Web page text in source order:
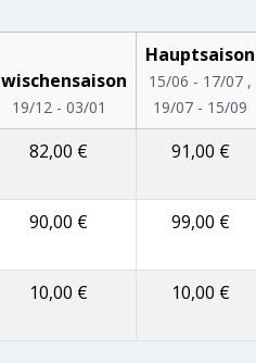
19/12 - 03/01
Hauptsaison
15/06 - 17/07 ,
19/07 - 15/09
82,00 € 91,00 €
90,00 € 99,00 €
10,00 € 10,00 €